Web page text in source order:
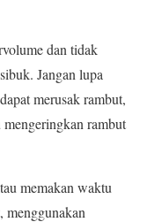
dan tidak
Jangan lupa
merusak rambut,
rambut
memakan waktu
menggunakan